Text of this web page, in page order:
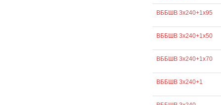
ВББШВ 3х240+1х95
ВББШВ 3х240+1х50
ВББШВ 3х240+1х70
ВББШВ 3х240+1